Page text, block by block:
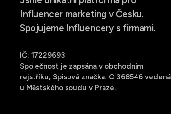
Influencer marketing v Česku.
Spojujeme Influencery s firmami.
IČ: 17229693
Společnost je zapsána v obchodním
rejstříku, Spisová značka: C 368546 vedená
u Městského soudu v Praze.